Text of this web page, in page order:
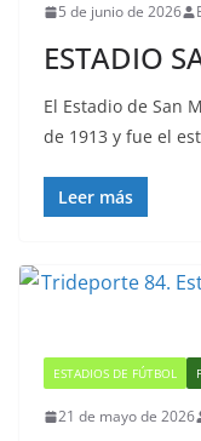
5 de junio de 2026
ESTADIO
El Estadio de San
de 1913 y fue el
Leer más
ESTADIOS DE FÚTBOL
21 de mayo de 2026